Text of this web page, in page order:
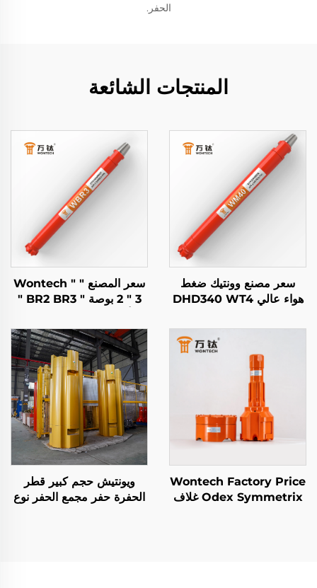
الحفر.
المنتجات الشائعة
سعر مصنع وونتيك ضغط
هواء عالي DHD340 WT4
PIN المطرقة DTH أسفل
سعر المصنع " Wontech "
2 " 3 بوصة " BR2 BR3 "
مطرقة
Wontech Factory Price
Odex Symmetrix غلاف
ويونتيش حجم كبير قطر
الحفرة حفر مجمع الحفر نوع